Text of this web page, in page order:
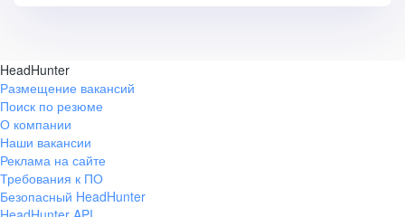
HeadHunter
Размещение вакансий
Поиск по резюме
О компании
Наши вакансии
Реклама на сайте
Требования к ПО
Безопасный HeadHunter